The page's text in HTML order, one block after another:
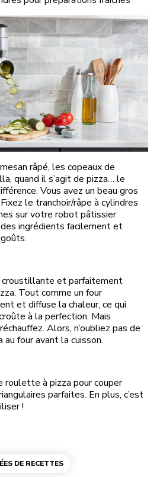
râpé, les copeaux de
quand il s’agit de pizza… le
Vous avez un beau gros
le tranchoir/râpe à cylindres
sur votre robot pâtissier
ingrédients facilement et
croustillante et parfaitement
Tout comme un four
et diffuse la chaleur, ce qui
à la perfection. Mais
Alors, n’oubliez pas de
four avant la cuisson.
roulette à pizza pour couper
parfaites. En plus, c’est
!
DE RECETTES